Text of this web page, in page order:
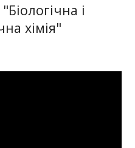
"Біологічна і
хімія"